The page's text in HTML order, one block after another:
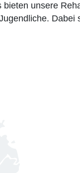
unsere